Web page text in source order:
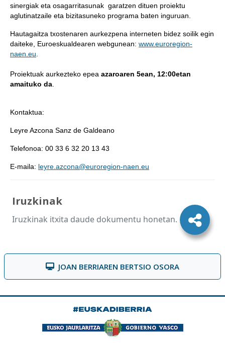
sinergiak eta osagarritasunak garatzen dituen proiektu
aglutinatzaile eta bizitasuneko programa baten inguruan.
Hautagaitza txostenaren aurkezpena interneten bidez soilik egin
daiteke, Euroeskualdearen webgunean: www.euroregion-
naen.eu
Proiektuak aurkezteko epea azaroaren 5ean, 12:00etan
amaituko da
Kontaktua:
Leyre Azcona Sanz de Galdeano
Telefonoa: 00 33 6 32 20 13 43
E-maila: leyre.azcona@euroregion-naen.eu
Iruzkinak
Iruzkinak itxita daude dokumentu honetan.
JOAN BERRIAREN BERTSIO OSORA